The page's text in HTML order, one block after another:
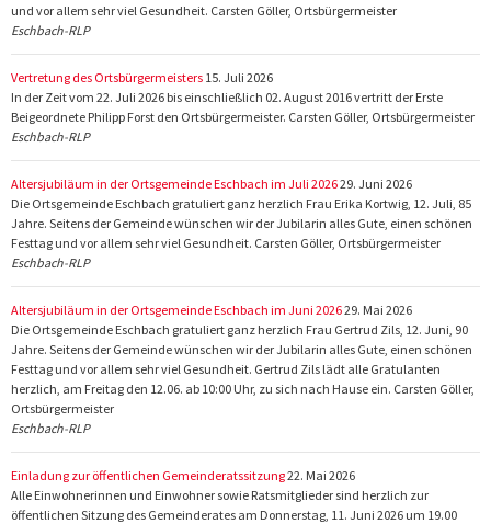
und vor allem sehr viel Gesundheit. Carsten Göller, Ortsbürgermeister
Eschbach-RLP
Vertretung des Ortsbürgermeisters 15. Juli 2026
In der Zeit vom 22. Juli 2026 bis einschließlich 02. August 2016 vertritt der Erste
Beigeordnete Philipp Forst den Ortsbürgermeister. Carsten Göller, Ortsbürgermeister
Eschbach-RLP
Altersjubiläum in der Ortsgemeinde Eschbach im Juli 202629. Juni 2026
Die Ortsgemeinde Eschbach gratuliert ganz herzlich Frau Erika Kortwig, 12. Juli, 85
Jahre. Seitens der Gemeinde wünschen wir der Jubilarin alles Gute, einen schönen
Festtag und vor allem sehr viel Gesundheit. Carsten Göller, Ortsbürgermeister
Eschbach-RLP
Altersjubiläum in der Ortsgemeinde Eschbach im Juni 202629. Mai 2026
Die Ortsgemeinde Eschbach gratuliert ganz herzlich Frau Gertrud Zils, 12. Juni, 90
Jahre. Seitens der Gemeinde wünschen wir der Jubilarin alles Gute, einen schönen
Festtag und vor allem sehr viel Gesundheit. Gertrud Zils lädt alle Gratulanten
herzlich, am Freitag den 12.06. ab 10:00 Uhr, zu sich nach Hause ein. Carsten Göller,
Ortsbürgermeister
Eschbach-RLP
Einladung zur öffentlichen Gemeinderatssitzung22. Mai 2026
Alle Einwohnerinnen und Einwohner sowie Ratsmitglieder sind herzlich zur
öffentlichen Sitzung des Gemeinderates am Donnerstag, 11. Juni 2026 um 19.00